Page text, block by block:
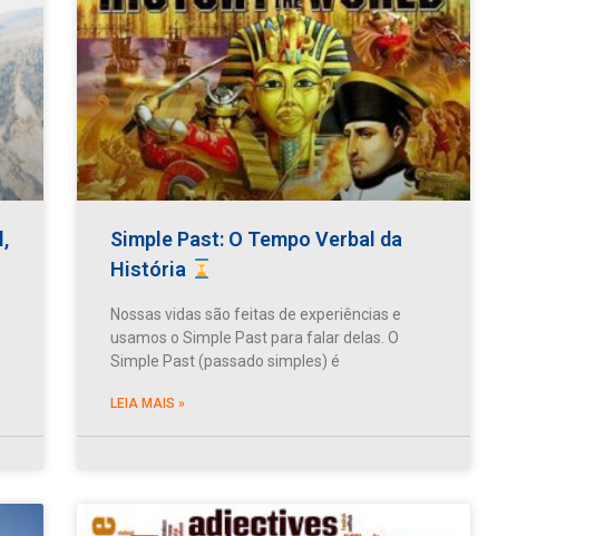
Simple Past: O Tempo Verbal da
História
Nossas vidas são feitas de experiências e
usamos o Simple Past para falar delas. O
Simple Past (passado simples) é
LEIA MAIS »